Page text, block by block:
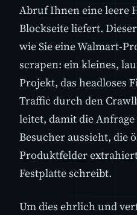
Abruf Ihnen eine leere
Blockseite liefert.
wie Sie eine Walmart-
scrapen: ein kleines,
Projekt, das headloses
Traffic durch den
leitet, damit die
Besucher aussieht, die
Produktfelder
Festplatte schreibt.
Um dies ehrlich und